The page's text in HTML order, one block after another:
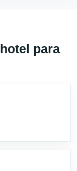
para